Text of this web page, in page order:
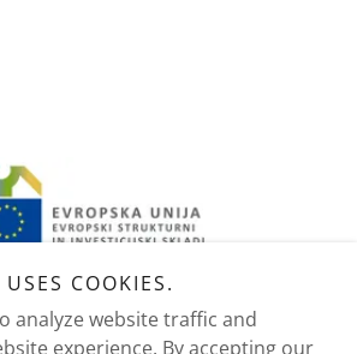
COOKIES.
analyze website traffic and
experience. By accepting our